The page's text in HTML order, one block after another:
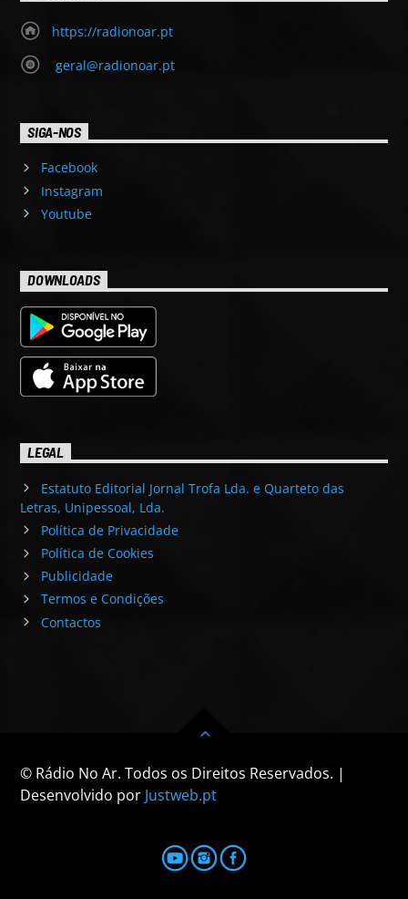
https://radionoar.pt
geral@radionoar.pt
SIGA-NOS
Facebook
Instagram
Youtube
DOWNLOADS
LEGAL
Estatuto Editorial Jornal Trofa Lda. e Quarteto das
Letras, Unipessoal, Lda.
Política de Privacidade
Política de Cookies
Publicidade
Termos e Condições
Contactos
© Rádio No Ar. Todos os Direitos Reservados. |
Desenvolvido por Justweb.pt